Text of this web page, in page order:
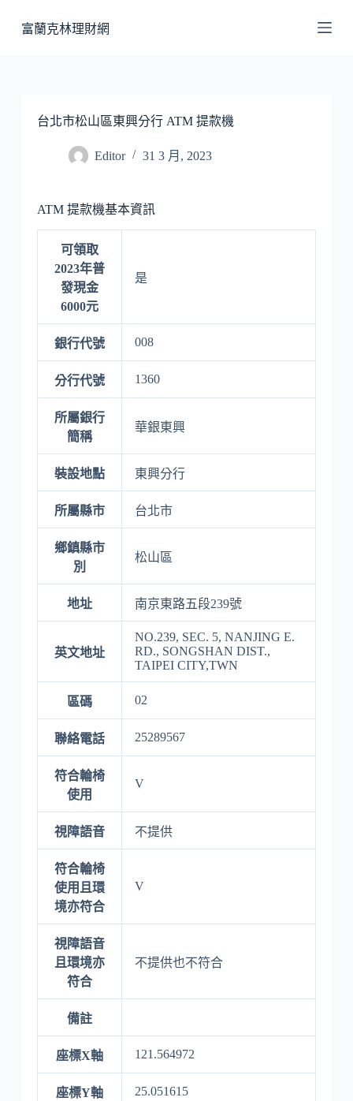
至
富蘭克林理財網
台北市松山區東興分行 ATM 提款機
Editor 31 3 月, 2023
ATM 提款機基本資訊
可領取
2023年普
發現金
6000元
是
銀行代號 008
分行代號 1360
所屬銀行
簡稱
華銀東興
裝設地點 東興分行
所屬縣市 台北市
鄉鎮縣市
別
松山區
地址 南京東路五段239號
英文地址
NO.239, SEC. 5, NANJING E.
RD., SONGSHAN DIST.,
TAIPEI CITY,TWN
區碼 02
聯絡電話 25289567
符合輪椅
使用
V
視障語音 不提供
符合輪椅
使用且環
境亦符合
V
視障語音
且環境亦
符合
不提供也不符合
備註
座標X軸 121.564972
座標Y軸 25.051615